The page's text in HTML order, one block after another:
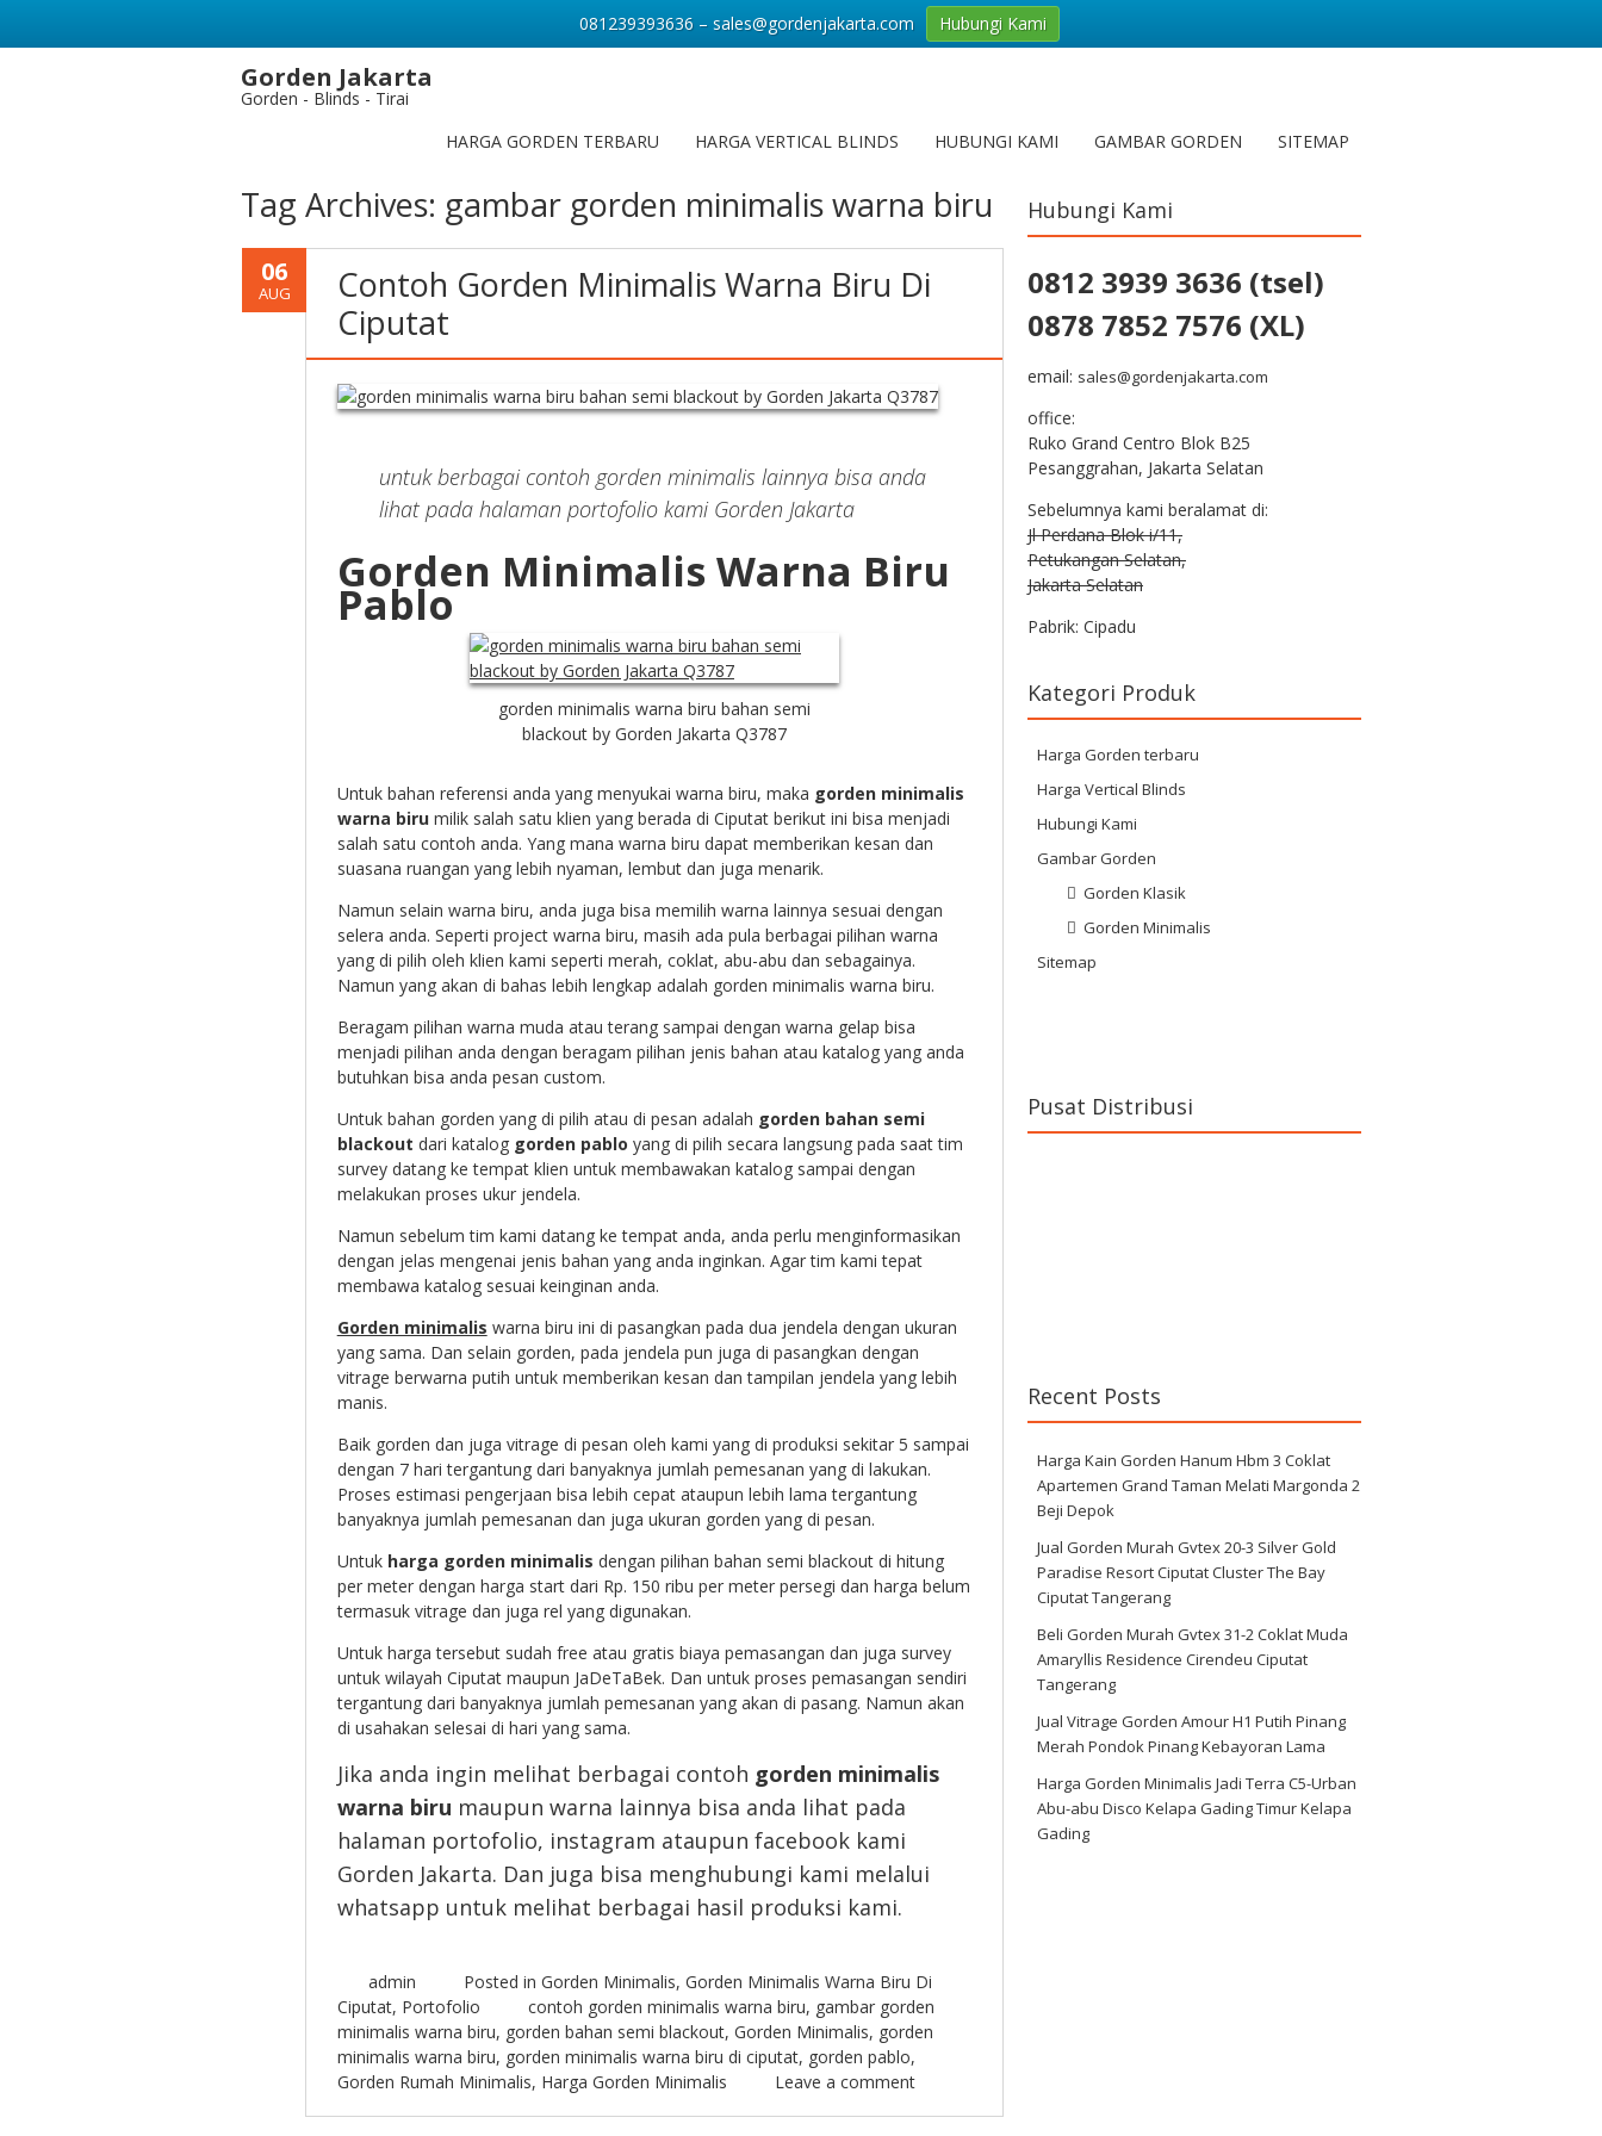
Gorden Jakarta
Gorden - Blinds - Tirai
HARGA GORDEN TERBARU
HARGA VERTICAL BLINDS HUBUNGI KAMI GAMBAR GORDEN SITEMAP
Tag Archives: gambar gorden minimalis warna biru
06
AUG
Contoh Gorden Minimalis Warna Biru Di
Ciputat
untuk berbagai contoh gorden minimalis lainnya bisa anda
lihat pada halaman portofolio kami Gorden Jakarta
Gorden Minimalis Warna Biru
Pablo
gorden minimalis warna biru bahan semi
blackout by Gorden Jakarta Q3787
Untuk bahan referensi anda yang menyukai warna biru, maka gorden minimalis
warna birumilik salah satu klien yang berada di Ciputat berikut ini bisa menjadi
salah satu contoh anda. Yang mana warna biru dapat memberikan kesan dan
suasana ruangan yang lebih nyaman, lembut dan juga menarik.
Namun selain warna biru, anda juga bisa memilih warna lainnya sesuai dengan
selera anda. Seperti project warna biru, masih ada pula berbagai pilihan warna
yang di pilih oleh klien kami seperti merah, coklat, abu-abu dan sebagainya.
Namun yang akan di bahas lebih lengkap adalah gorden minimalis warna biru.
Beragam pilihan warna muda atau terang sampai dengan warna gelap bisa
menjadi pilihan anda dengan beragam pilihan jenis bahan atau katalog yang anda
butuhkan bisa anda pesan custom.
Untuk bahan gorden yang di pilih atau di pesan adalah gorden bahan semi
blackout dari katalog gorden pablo yang di pilih secara langsung pada saat tim
survey datang ke tempat klien untuk membawakan katalog sampai dengan
melakukan proses ukur jendela.
Namun sebelum tim kami datang ke tempat anda, anda perlu menginformasikan
dengan jelas mengenai jenis bahan yang anda inginkan. Agar tim kami tepat
membawa katalog sesuai keinginan anda.
Gorden minimalis warna biru ini di pasangkan pada dua jendela dengan ukuran
yang sama. Dan selain gorden, pada jendela pun juga di pasangkan dengan
vitrage berwarna putih untuk memberikan kesan dan tampilan jendela yang lebih
manis.
Baik gorden dan juga vitrage di pesan oleh kami yang di produksi sekitar 5 sampai
dengan 7 hari tergantung dari banyaknya jumlah pemesanan yang di lakukan.
Proses estimasi pengerjaan bisa lebih cepat ataupun lebih lama tergantung
banyaknya jumlah pemesanan dan juga ukuran gorden yang di pesan.
Untuk harga gorden minimalis dengan pilihan bahan semi blackout di hitung
per meter dengan harga start dari Rp. 150 ribu per meter persegi dan harga belum
termasuk vitrage dan juga rel yang digunakan.
Untuk harga tersebut sudah free atau gratis biaya pemasangan dan juga survey
untuk wilayah Ciputat maupun JaDeTaBek. Dan untuk proses pemasangan sendiri
tergantung dari banyaknya jumlah pemesanan yang akan di pasang. Namun akan
di usahakan selesai di hari yang sama.
Jika anda ingin melihat berbagai contoh gorden minimalis
warna biru maupun warna lainnya bisa anda lihat pada
halaman portofolio, instagram ataupun facebook kami
Gorden Jakarta. Dan juga bisa menghubungi kami melalui
whatsapp untuk melihat berbagai hasil produksi kami.
admin Posted in Gorden Minimalis, Gorden Minimalis Warna Biru Di
Ciputat, Portofolio contoh gorden minimalis warna biru, gambar gorden
minimalis warna biru, gorden bahan semi blackout, Gorden Minimalis, gorden
minimalis warna biru, gorden minimalis warna biru di ciputat, gorden pablo,
Gorden Rumah Minimalis, Harga Gorden Minimalis Leave a comment
Hubungi Kami
0812 3939 3636 (tsel)
0878 7852 7576 (XL)
email: sales@gordenjakarta.com
office:
Ruko Grand Centro Blok B25
Pesanggrahan, Jakarta Selatan
Sebelumnya kami beralamat di:
Jl Perdana Blok i/11,
Petukangan Selatan,
Jakarta Selatan
Pabrik: Cipadu
Kategori Produk
Harga Gorden terbaru
Harga Vertical Blinds
Hubungi Kami
Gambar Gorden
Gorden Klasik
Gorden Minimalis
Sitemap
Pusat Distribusi
Recent Posts
Harga Kain Gorden Hanum Hbm 3 Coklat
Apartemen Grand Taman Melati Margonda 2
Beji Depok
Jual Gorden Murah Gvtex 20-3 Silver Gold
Paradise Resort Ciputat Cluster The Bay
Ciputat Tangerang
Beli Gorden Murah Gvtex 31-2 Coklat Muda
Amaryllis Residence Cirendeu Ciputat
Tangerang
Jual Vitrage Gorden Amour H1 Putih Pinang
Merah Pondok Pinang Kebayoran Lama
Harga Gorden Minimalis Jadi Terra C5-Urban
Abu-abu Disco Kelapa Gading Timur Kelapa
Gading
081239393636 – sales@gordenjakarta.com Hubungi Kami